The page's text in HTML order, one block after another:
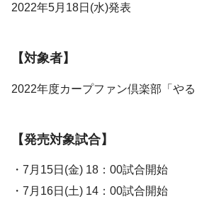
2022年5月18日(水)発表
【対象者】
2022年度カープファン倶楽部「や
【発売対象試合】
・7月15日(金) 18：00試合開始
・7月16日(土) 14：00試合開始